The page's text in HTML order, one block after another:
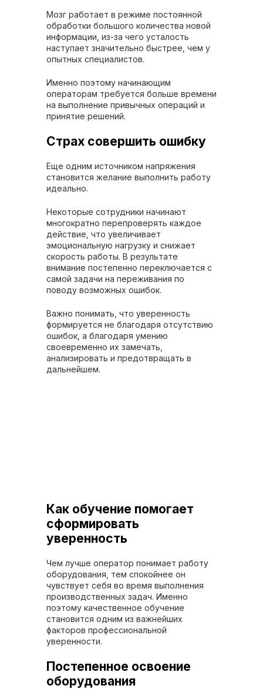
Мозг работает в режиме постоянной
обработки большого количества новой
информации, из-за чего усталость
наступает значительно быстрее, чем у
опытных специалистов.
Именно поэтому начинающим
операторам требуется больше времени
на выполнение привычных операций и
принятие решений.
Страх совершить ошибку
Еще одним источником напряжения
становится желание выполнить работу
идеально.
Некоторые сотрудники начинают
многократно перепроверять каждое
действие, что увеличивает
эмоциональную нагрузку и снижает
скорость работы. В результате
внимание постепенно переключается с
самой задачи на переживания по
поводу возможных ошибок.
Важно понимать, что уверенность
формируется не благодаря отсутствию
ошибок, а благодаря умению
своевременно их замечать,
анализировать и предотвращать в
дальнейшем.
Как обучение помогает
сформировать
уверенность
Чем лучше оператор понимает работу
оборудования, тем спокойнее он
чувствует себя во время выполнения
производственных задач. Именно
поэтому качественное обучение
становится одним из важнейших
факторов профессиональной
уверенности.
Постепенное освоение
оборудования